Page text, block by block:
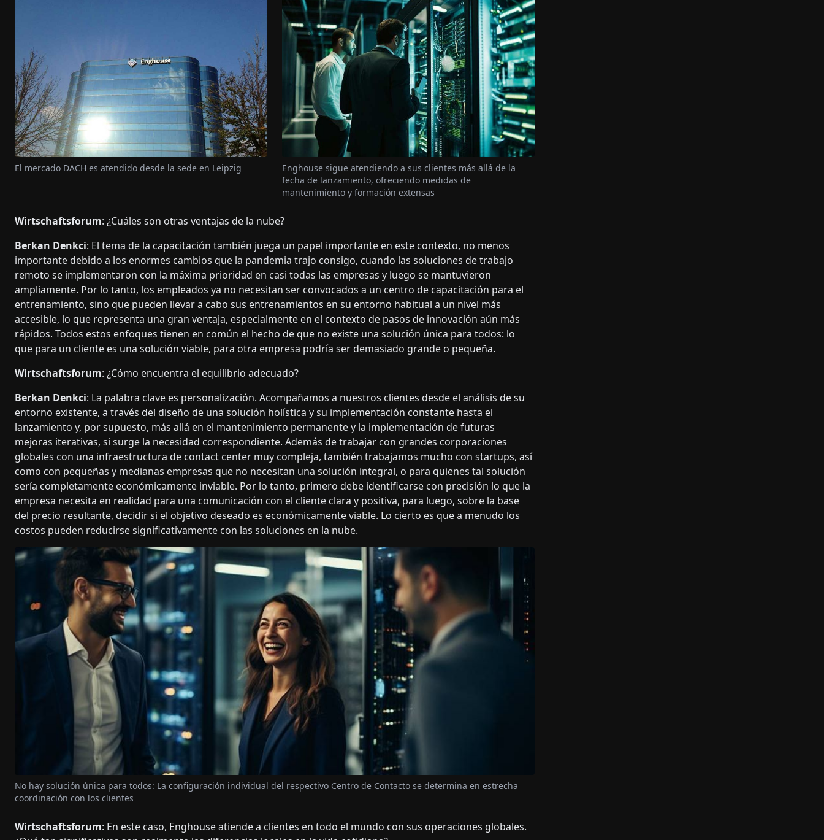
El mercado DACH es atendido desde la sede en Leipzig
Enghouse sigue atendiendo a sus clientes más allá de la
fecha de lanzamiento, ofreciendo medidas de
mantenimiento y formación extensas
Wirtschaftsforum: ¿Cuáles son otras ventajas de la nube?
Berkan Denkci: El tema de la capacitación también juega un papel importante en este contexto, no menos
importante debido a los enormes cambios que la pandemia trajo consigo, cuando las soluciones de trabajo
remoto se implementaron con la máxima prioridad en casi todas las empresas y luego se mantuvieron
ampliamente. Por lo tanto, los empleados ya no necesitan ser convocados a un centro de capacitación para el
entrenamiento, sino que pueden llevar a cabo sus entrenamientos en su entorno habitual a un nivel más
accesible, lo que representa una gran ventaja, especialmente en el contexto de pasos de innovación aún más
rápidos. Todos estos enfoques tienen en común el hecho de que no existe una solución única para todos: lo
que para un cliente es una solución viable, para otra empresa podría ser demasiado grande o pequeña.
Wirtschaftsforum: ¿Cómo encuentra el equilibrio adecuado?
Berkan Denkci: La palabra clave es personalización. Acompañamos a nuestros clientes desde el análisis de su
entorno existente, a través del diseño de una solución holística y su implementación constante hasta el
lanzamiento y, por supuesto, más allá en el mantenimiento permanente y la implementación de futuras
mejoras iterativas, si surge la necesidad correspondiente. Además de trabajar con grandes corporaciones
globales con una infraestructura de contact center muy compleja, también trabajamos mucho con startups, así
como con pequeñas y medianas empresas que no necesitan una solución integral, o para quienes tal solución
sería completamente económicamente inviable. Por lo tanto, primero debe identificarse con precisión lo que la
empresa necesita en realidad para una comunicación con el cliente clara y positiva, para luego, sobre la base
del precio resultante, decidir si el objetivo deseado es económicamente viable. Lo cierto es que a menudo los
costos pueden reducirse significativamente con las soluciones en la nube.
No hay solución única para todos: La configuración individual del respectivo Centro de Contacto se determina en estrecha
coordinación con los clientes
Wirtschaftsforum: En este caso, Enghouse atiende a clientes en todo el mundo con sus operaciones globales.